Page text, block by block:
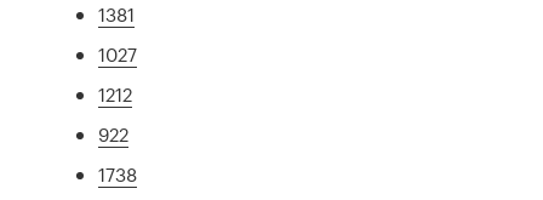
1381
1027
1212
922
1738